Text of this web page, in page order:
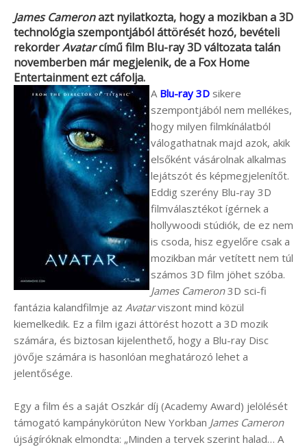
James Cameronazt nyilatkozta, hogy a mozikban a 3D
technológia szempontjából áttörését hozó, bevételi
rekorderAvatarcímű film Blu-ray 3D változata talán
novemberben már megjelenik, de a Fox Home
Entertainmentezt cáfolja.
A Blu-ray 3D sikere
szempontjából nem mellékes,
hogy milyen filmkínálatból
válogathatnak majd azok, akik
elsőként vásárolnak alkalmas
lejátszót és képmegjelenítőt.
Eddig szerény Blu-ray 3D
filmválasztékot ígérnek a
hollywoodi stúdiók, de ez nem
is csoda, hisz egyelőre csak a
mozikban már vetített nem túl
számos 3D film jöhet szóba.
James Cameron3D sci-fi
fantázia kalandfilmje az Avatarviszont mind közül
kiemelkedik. Ez a film igazi áttörést hozott a 3D mozik
számára, és biztosan kijelenthető, hogy a Blu-ray Disc
jövője számára is hasonlóan meghatározó lehet a
jelentősége.
Egy a film és a saját Oszkár díj (Academy Award) jelölését
támogató kampánykörúton New Yorkban James Cameron
újságíróknak elmondta: „Minden a tervek szerint halad… A